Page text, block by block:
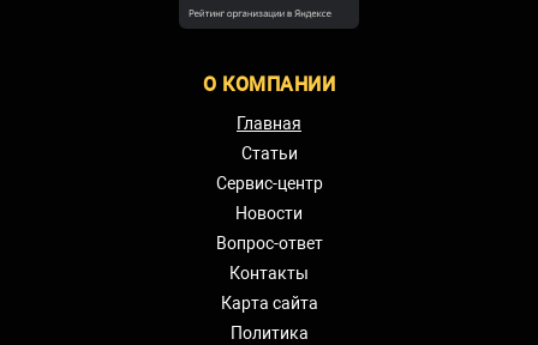
О КОМПАНИИ
Главная
Статьи
Сервис-центр
Новости
Вопрос-ответ
Контакты
Карта сайта
Политика